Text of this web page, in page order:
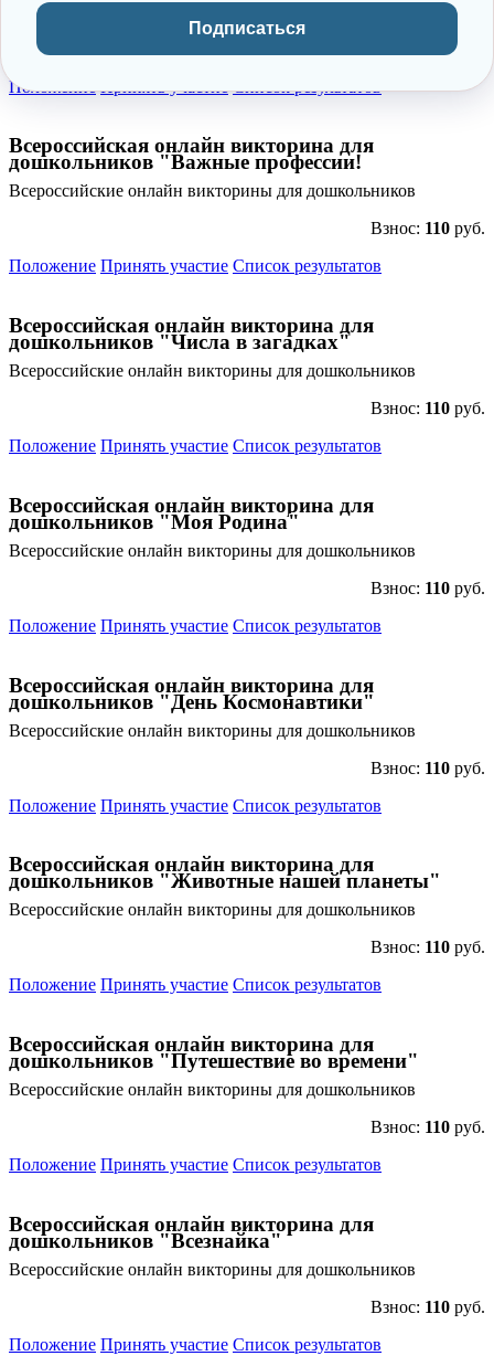
Всероссийские онлайн викторины для дошкольников
руб.
Положение Принять участие Список результатов
Всероссийская онлайн викторина для
дошкольников "Важные профессии!
Всероссийские онлайн викторины для дошкольников
Взнос: 110 руб.
Положение Принять участие Список результатов
Всероссийская онлайн викторина для
дошкольников "Числа в загадках"
Всероссийские онлайн викторины для дошкольников
Взнос: 110 руб.
Положение Принять участие Список результатов
Всероссийская онлайн викторина для
дошкольников "Моя Родина"
Всероссийские онлайн викторины для дошкольников
Взнос: 110 руб.
Положение Принять участие Список результатов
Всероссийская онлайн викторина для
дошкольников "День Космонавтики"
Всероссийские онлайн викторины для дошкольников
Взнос: 110 руб.
Положение Принять участие Список результатов
Всероссийская онлайн викторина для
дошкольников "Животные нашей планеты"
Всероссийские онлайн викторины для дошкольников
Взнос: 110 руб.
Положение Принять участие Список результатов
Всероссийская онлайн викторина для
дошкольников "Путешествие во времени"
Всероссийские онлайн викторины для дошкольников
Взнос: 110 руб.
Положение Принять участие Список результатов
Всероссийская онлайн викторина для
дошкольников "Всезнайка"
Всероссийские онлайн викторины для дошкольников
Взнос: 110 руб.
Положение Принять участие Список результатов
Подписаться